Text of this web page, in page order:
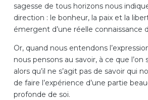
sagesse de tous horizons nous
direction : le bonheur, la paix et la
émergent d’une réelle connaissance
Or, quand nous entendons
nous pensons au savoir, à ce que
alors qu’il ne s’agit pas de savoir qui
de faire l’expérience d’une partie
profonde de soi.